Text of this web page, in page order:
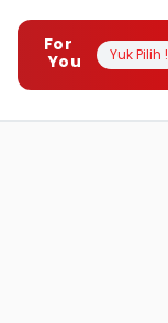
For
You
Yuk Pilih !